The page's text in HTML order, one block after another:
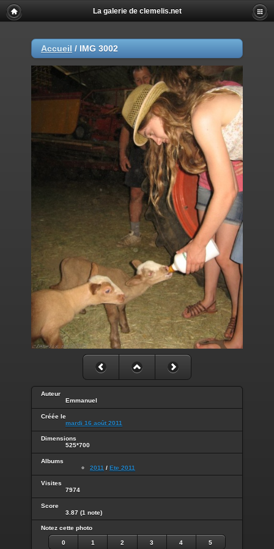
La galerie de clemelis.net
Accueil / IMG 3002
Auteur
Emmanuel
Créée le
mardi 16 août 2011
Dimensions
525*700
Albums
2011 / Ete 2011
Visites
7974
Score
3.87 (1 note)
Notez cette photo
0 1 2 3 4 5